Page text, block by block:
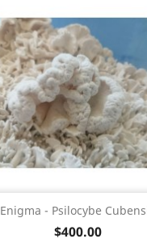
Enigma - Psilocybe
$400.00